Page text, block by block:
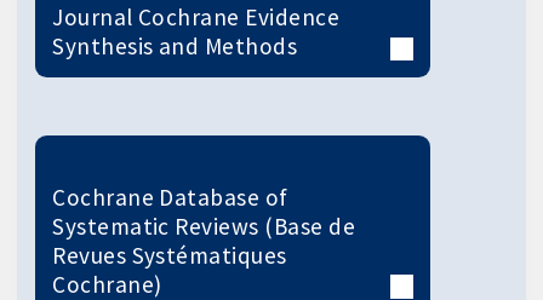
Journal Cochrane Evidence
Synthesis and Methods
Cochrane Database of
Systematic Reviews (Base de
Revues Systématiques
Cochrane)